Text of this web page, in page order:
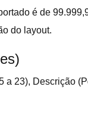
é de
do layout.
23), Descrição